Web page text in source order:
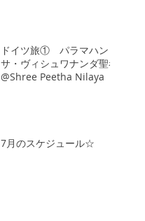
ドイツ旅① パラマハン
サ・ヴィシュワナンダ聖者
@Shree Peetha Nilaya
7月のスケジュール☆